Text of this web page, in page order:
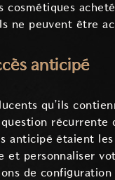
ne peuvent être
anticipé
qu’ils
anticipé étaient
personnaliser
de